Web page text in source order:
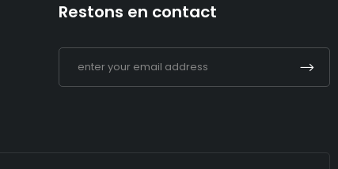
Restons en contact